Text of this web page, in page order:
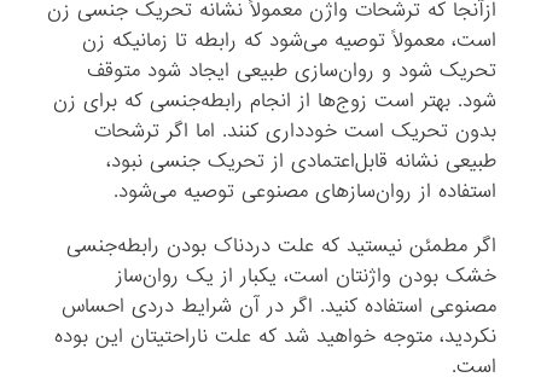
ازآنجا که ترشحات واژن معمولاً نشانه تحریک جنسی زن
است، معمولاً توصیه می‌شود که رابطه تا زمانیکه زن
تحریک شود و روان‌سازی طبیعی ایجاد شود متوقف
شود. بهتر است زوج‌ها از انجام رابطه‌جنسی که برای زن
بدون تحریک است خودداری کنند. اما اگر ترشحات
طبیعی نشانه قابل‌اعتمادی از تحریک جنسی نبود،
استفاده از روان‌سازهای مصنوعی توصیه می‌شود.
اگر مطمئن نیستید که علت دردناک بودن رابطه‌جنسی
خشک بودن واژنتان است، یکبار از یک روان‌ساز
مصنوعی استفاده کنید. اگر در آن شرایط دردی احساس
نکردید، متوجه خواهید شد که علت ناراحتیتان این بوده
است.